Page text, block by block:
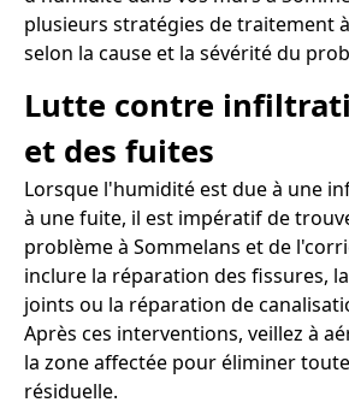
plusieurs stratégies de traitement
selon la cause et la sévérité du
Lutte contre
et des fuites
Lorsque l'humidité est due à une
à une fuite, il est impératif de
problème à Sommelans et de
inclure la réparation des fissures,
joints ou la réparation de
Après ces interventions, veillez à
la zone affectée pour éliminer
résiduelle.